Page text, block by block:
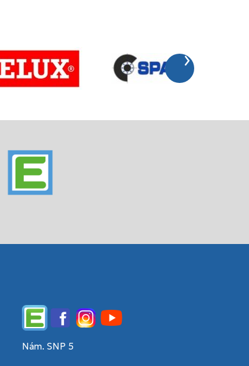
EdupageFacebookInstagramYouTube
Nám. SNP 5